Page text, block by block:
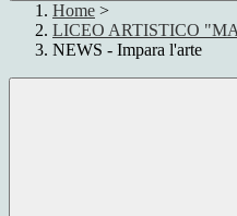
Home >
LICEO ARTISTICO
NEWS - Impara l'arte